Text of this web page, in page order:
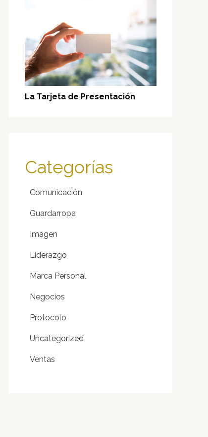
La Tarjeta de Presentación
Categorías
Comunicación
Guardarropa
Imagen
Liderazgo
Marca Personal
Negocios
Protocolo
Uncategorized
Ventas